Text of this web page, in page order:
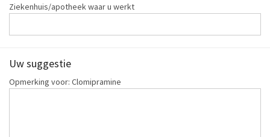
Ziekenhuis/apotheek waar u werkt
Uw suggestie
Opmerking voor: Clomipramine